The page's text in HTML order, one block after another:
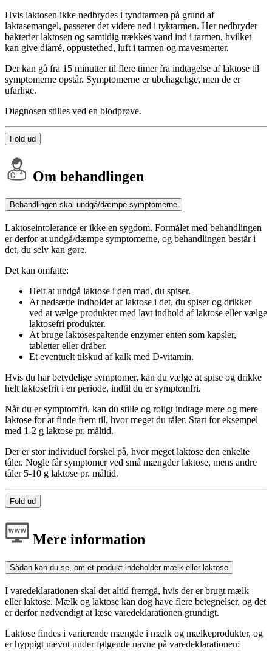
Hvis laktosen ikke nedbrydes i tyndtarmen på grund af
laktasemangel, passerer det videre ned i tyktarmen. Her nedbryder
bakterier laktosen og samtidig trækkes vand ind i tarmen, hvilket
kan give diarré, oppustethed, luft i tarmen og mavesmerter.
Der kan gå fra 15 minutter til flere timer fra indtagelse af laktose til
symptomerne opstår. Symptomerne er ubehagelige, men de er
ufarlige.
Diagnosen stilles ved en blodprøve.
Fold ud
Om behandlingen
Behandlingen skal undgå/dæmpe symptomerne
Laktoseintolerance er ikke en sygdom. Formålet med behandlingen
er derfor at undgå/dæmpe symptomerne, og behandlingen består i
det, du selv kan gøre.
Det kan omfatte:
Helt at undgå laktose i den mad, du spiser.
At nedsætte indholdet af laktose i det, du spiser og drikker
ved at vælge produkter med lavt indhold af laktose eller vælge
laktosefri produkter.
At bruge laktosespaltende enzymer enten som kapsler,
tabletter eller dråber.
Et eventuelt tilskud af kalk med D-vitamin.
Hvis du har betydelige symptomer, kan du vælge at spise og drikke
helt laktosefrit i en periode, indtil du er symptomfri.
Når du er symptomfri, kan du stille og roligt indtage mere og mere
laktose for at finde frem til, hvor meget du tåler. Start for eksempel
med 1-2 g laktose pr. måltid.
Der er stor individuel forskel på, hvor meget laktose den enkelte
tåler. Nogle får symptomer ved små mængder laktose, mens andre
tåler 5-10 g laktose pr. måltid.
Fold ud
Mere information
Sådan kan du se, om et produkt indeholder mælk eller laktose
I varedeklarationen skal det altid fremgå, hvis der er brugt mælk
eller laktose. Mælk og laktose kan dog have flere betegnelser, og det
er derfor nødvendigt at læse varedeklarationen grundigt.
Laktose findes i varierende mængde i mælk og mælkeprodukter, og
er hyppigt nævnt under følgende navne på varedeklarationen: